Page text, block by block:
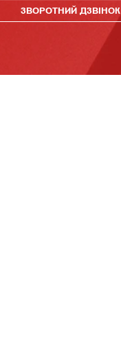
ЗВОРОТНИЙ ДЗВІНОК